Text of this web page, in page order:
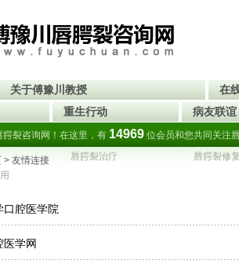
关于傅豫川教授
在
重生行动 病友联谊
裂咨询网！在这里，有 14969 位会员和您共同关注
唇腭裂治疗
唇腭裂修
> 友情连接
口腔医学院
医学网